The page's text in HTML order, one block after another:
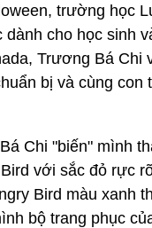
trường học
cho học sinh
Trương Bá Chi
bị và cùng con
Chi "biến" mình
với sắc đỏ rực
Bird màu xanh
bộ trang phục